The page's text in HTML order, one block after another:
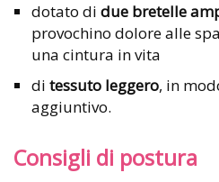
dotato di due bretelle
provochino dolore alle
una cintura in vita
di tessuto leggero, in
aggiuntivo.
Consigli di postura